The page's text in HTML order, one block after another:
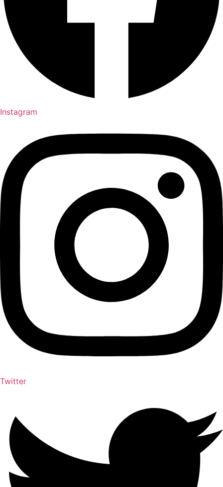
Instagram
Twitter